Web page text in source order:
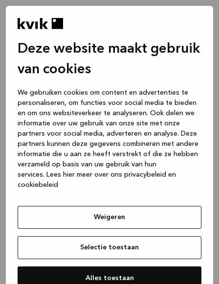
Deze website maakt gebruik
van cookies
We gebruiken cookies om content en advertenties te
personaliseren, om functies voor social media te bieden
en om ons websiteverkeer te analyseren. Ook delen we
informatie over uw gebruik van onze site met onze
partners voor social media, adverteren en analyse. Deze
partners kunnen deze gegevens combineren met andere
informatie die u aan ze heeft verstrekt of die ze hebben
verzameld op basis van uw gebruik van hun
services. Lees hier meer over ons privacybeleid en
cookiebeleid
Weigeren
Selectie toestaan
Alles toestaan
(see the browser console for more
information).